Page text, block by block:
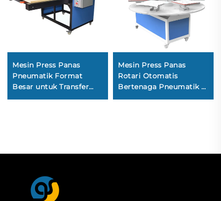
Mesin Press Panas
Pneumatik Format
Besar untuk Transfer
Cetak pada Kaos dan
Mesin Press Panas
Rotari Otomatis
Bertenaga Pneumatik 6-
Pallet dari Pabrik
Baru